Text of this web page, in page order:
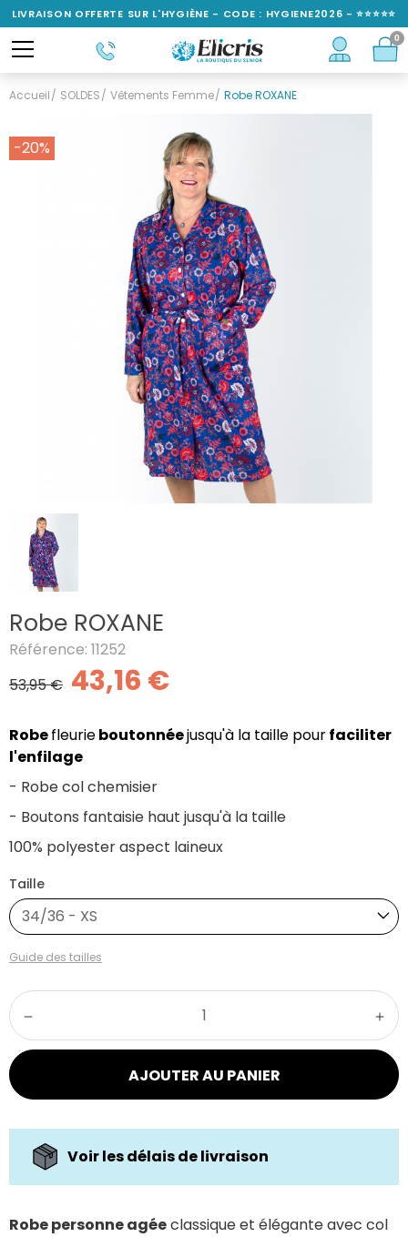
Accueil SOLDES Vêtements Femme Robe ROXANE
-20%
Robe ROXANE
Référence: 11252
53,95 € 43,16 €
Robefleurieboutonnéejusqu'à la taille pourfaciliter
l'enfilage
- Robe col chemisier
- Boutons fantaisie haut jusqu'à la taille
100% polyester aspect laineux
Taille
34/36 - XS
Guide des tailles
AJOUTER AU PANIER
Voir les délais de livraison
Robe personne agéeclassique et élégante avec col
LIVRAISON OFFERTE SUR L'HYGIÈNE - CODE : HYGIENE2026 - ⭐⭐⭐⭐⭐
NOTÉ 4,6/5
0